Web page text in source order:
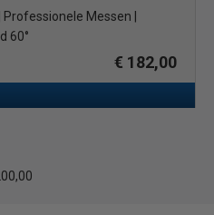
Messen |
60°
€ 182,00